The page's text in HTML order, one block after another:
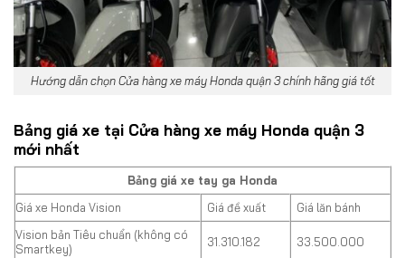
Hướng dẫn chọn Cửa hàng xe máy Honda quận 3 chính hãng giá tốt
Bảng giá xe tại Cửa hàng xe máy Honda quận 3
mới nhất
Bảng giá xe tay ga Honda
Giá xe Honda Vision
Giá đề xuất
Giá lăn bánh
Vision bản Tiêu chuẩn (không có
Smartkey)
31.310.182 33.500.000